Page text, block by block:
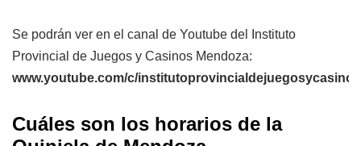
Se podrán ver en el canal de Youtube del Instituto
Provincial de Juegos y Casinos Mendoza:
www.youtube.com/c/
Cuáles son los horarios de la